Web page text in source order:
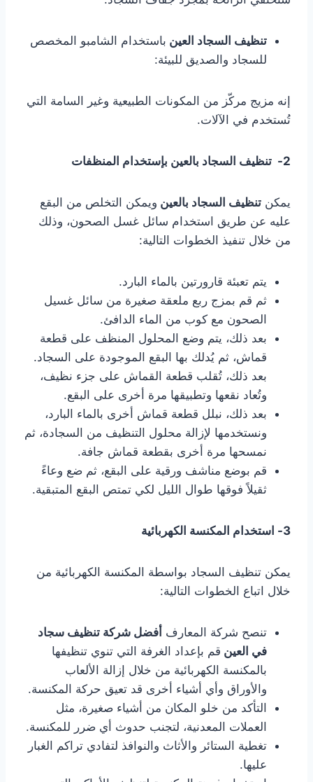
تنظيف السجاد العين باستخدام الشامبو المخصص
للسجاد والصديق للبيئة:
إنه مزيج مركّز من المكونات الطبيعية وغير السامة التي
تُستخدم في الآلات.
2- تنظيف السجاد بالعين بإستخدام المنظفات
يمكن تنظيف السجاد بالعين ويمكن التخلص من البقع
عليه عن طريق استخدام سائل غسل الصحون، وذلك
من خلال تنفيذ الخطوات التالية:
يتم تعبئة قارورتين بالماء البارد.
ثم قم بمزج ربع ملعقة صغيرة من سائل غسيل
الصحون مع كوب من الماء الدافئ.
بعد ذلك، يتم وضع المحلول المنظف على قطعة
قماش، ثم يُدلك بها البقع الموجودة على السجاد.
بعد ذلك، تُقلب قطعة القماش على جزء نظيف،
وتُعاد نقعها وتطبيقها مرة أخرى على البقع.
بعد ذلك، نبلل قطعة قماش أخرى بالماء البارد،
ونستخدمها لإزالة محلول التنظيف من السجادة، ثم
نمسحها مرة أخرى بقطعة قماش جافة.
قم بوضع مناشف ورقية على البقع، ثم ضع وعاءً
ثقيلاً فوقها طوال الليل لكي تمتص البقع المتبقية.
3- استخدام المكنسة الكهربائية
يمكن تنظيف السجاد بواسطة المكنسة الكهربائية من
خلال اتباع الخطوات التالية:
تنصح شركة المعارف أفضل شركة تنظيف سجاد
في العين قم بإعداد الغرفة التي تنوي تنظيفها
بالمكنسة الكهربائية من خلال إزالة الألعاب
والأوراق وأي أشياء أخرى قد تعيق حركة المكنسة.
التأكد من خلو المكان من أشياء صغيرة، مثل
العملات المعدنية، لتجنب حدوث أي ضرر للمكنسة.
تغطية الستائر والأثاث والنوافذ لتفادي تراكم الغبار
عليها.